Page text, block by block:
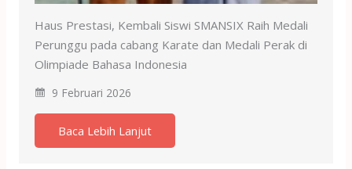
Haus Prestasi, Kembali Siswi SMANSIX Raih Medali
Perunggu pada cabang Karate dan Medali Perak di
Olimpiade Bahasa Indonesia
9 Februari 2026
Baca Lebih Lanjut